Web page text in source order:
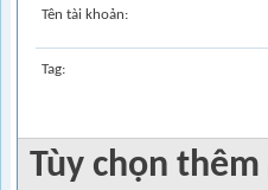
Tên tài khoản:
Tag:
Tùy chọn thêm